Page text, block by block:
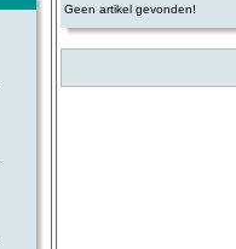
Geen artikel gevonden!